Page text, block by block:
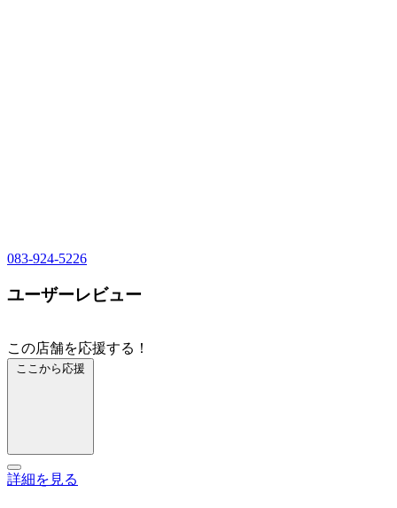
083-924-5226
ユーザーレビュー
この店舗を応援する！
ここから応援
詳細を見る